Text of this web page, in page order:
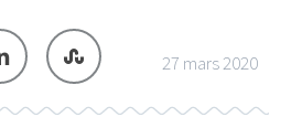
27 mars 2020